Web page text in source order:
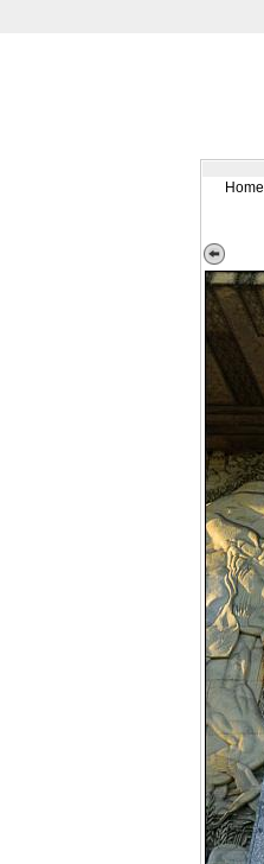
Home